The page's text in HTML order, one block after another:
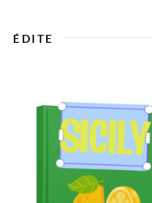
ÉDITE